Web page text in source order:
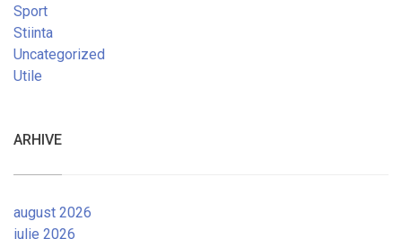
Sport
Stiinta
Uncategorized
Utile
ARHIVE
august 2026
iulie 2026